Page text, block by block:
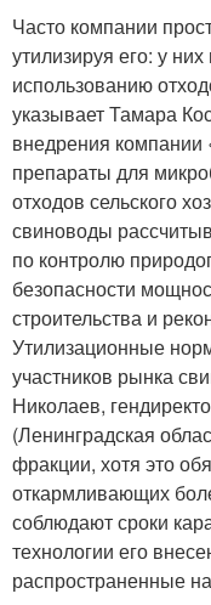
Часто компании
утилизируя его: у
использованию
указывает Тамара
внедрения
препараты для
отходов сельского
свиноводы
по контролю
безопасности
строительства и
Утилизационные
участников рынка
Николаев,
(Ленинградская
фракции, хотя это
откармливающих
соблюдают сроки
технологии его
распространенные